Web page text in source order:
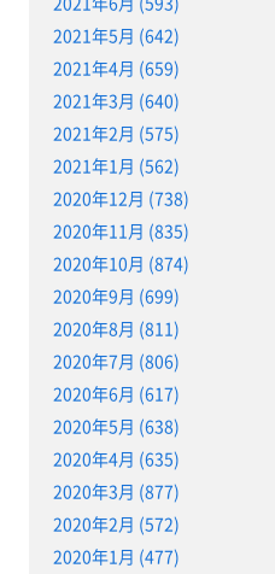
2021年5月 (642)
2021年4月 (659)
2021年3月 (640)
2021年2月 (575)
2021年1月 (562)
2020年12月 (738)
2020年11月 (835)
2020年10月 (874)
2020年9月 (699)
2020年8月 (811)
2020年7月 (806)
2020年6月 (617)
2020年5月 (638)
2020年4月 (635)
2020年3月 (877)
2020年2月 (572)
2020年1月 (477)